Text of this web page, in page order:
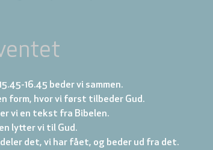
16.45 beder vi sammen.
form, hvor vi først tilbeder Gud.
vi en tekst fra Bibelen.
lytter vi til Gud.
deler det, vi har fået, og beder ud fra det.